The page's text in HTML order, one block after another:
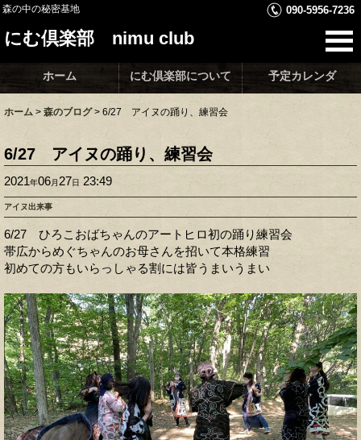
森の中の秘密基地 090-5956-7236
にむ倶楽部 nimu club
ホーム にむ倶楽部について 予定カレンダ
ホーム > 森のブログ > 6/27 アイヌの踊り、練習会
6/27 アイヌの踊り、練習会
2021年06月 27日 23:49
アイヌ出来事
6/27 ひろこおばちゃんのアートヒロ初の踊り練習会
帯広からめぐちゃんのお母さんを招いて本格練習
初めての方もいらっしゃる割には皆うまいうまい